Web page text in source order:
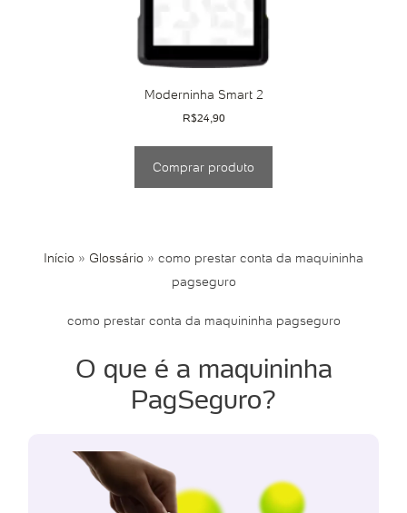
Moderninha Smart 2
R$24,90
Comprar produto
Início » Glossário » como prestar conta da maquininha
pagseguro
como prestar conta da maquininha pagseguro
O que é a maquininha
PagSeguro?